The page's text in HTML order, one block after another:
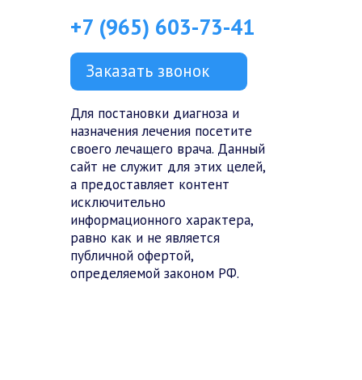
+7 (965) 603-73-41
Заказать звонок
Для постановки диагноза и
назначения лечения посетите
своего лечащего врача. Данный
сайт не служит для этих целей,
а предоставляет контент
исключительно
информационного характера,
равно как и не является
публичной офертой,
определяемой законом РФ.